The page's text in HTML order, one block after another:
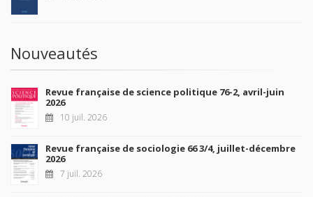
Nouveautés
Revue française de science politique 76-2, avril-juin
2026
10 juil. 2026
Revue française de sociologie 66 3/4, juillet-décembre
2026
7 juil. 2026